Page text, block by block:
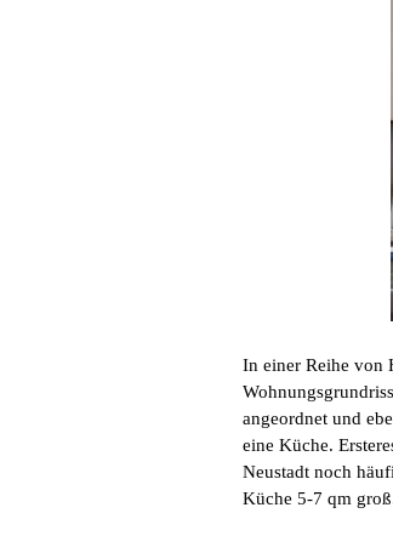
In einer Reihe von
angeordnet und
eine Küche.
Neustadt noch
Küche 5-7 qm